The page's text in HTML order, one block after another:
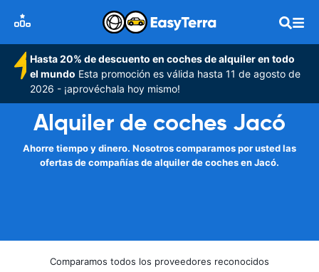
Hasta 20% de descuento en coches de alquiler en todo
el mundo Esta promoción es válida hasta 11 de agosto de
2026 - ¡aprovéchala hoy mismo!
Alquiler de coches Jacó
Ahorre tiempo y dinero. Nosotros comparamos por usted las
ofertas de compañías de alquiler de coches en Jacó.
Comparamos todos los proveedores reconocidos